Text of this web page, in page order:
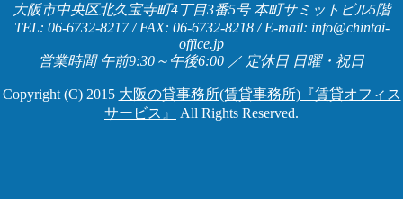
大阪市中央区北久宝寺町4丁目3番5号 本町サミットビル5階
TEL: 06-6732-8217 / FAX: 06-6732-8218 / E-mail: info@chintai-
office.jp
営業時間 午前9:30～午後6:00 ／ 定休日 日曜・祝日
Copyright (C) 2015 大阪の貸事務所(賃貸事務所)『賃貸オフィス
サービス』
All Rights Reserved.